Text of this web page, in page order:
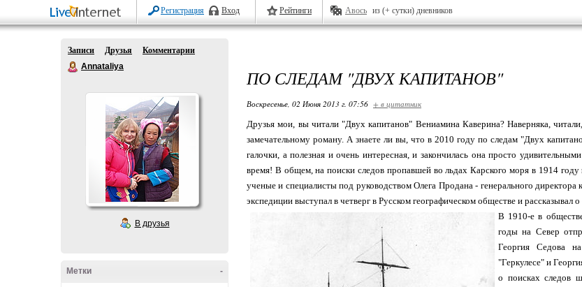
Регистрация Вход Рейтинги Авось из (+ сутки) дневников
Записи Друзья
Комментарии
Annataliya
В друзья
-
Метки
ПО СЛЕДАМ "ДВУХ КАПИТАНОВ"
Воскресенье, 02 Июня 2013 г. 07:56 + в цитатник
Друзья мои, вы читали "Двух капитанов" Вениамина Каверина? Наверняка,
замечательному роману. А знаете ли вы, что в 2010 году по следам "Двух
галочки, а полезная и очень интересная, и закончилась она просто
время! В общем, на поиски следов пропавшей во льдах Карского моря в 1914
ученые и специалисты под руководством Олега Продана - генерального
экспедиции выступал в четверг в Русском географическом обществе и рассказывал
В 1910-е в
годы на Север
Георгия Седова
"Геркулесе" и
о поисках следов